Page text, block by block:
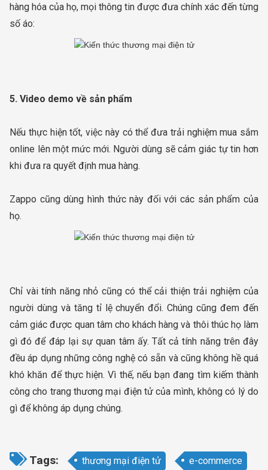
hàng hóa của họ, mọi thông tin được đưa chính xác đến từng
số áo:
5. Video demo về sản phẩm
Nếu thực hiện tốt, việc này có thể đưa trải nghiệm mua sắm
online lên một mức mới. Người dùng sẽ cảm giác tự tin hơn
khi đưa ra quyết định mua hàng.
Zappo cũng dùng hình thức này đối với các sản phẩm của
họ.
Chỉ vài tính năng nhỏ cũng có thể cải thiện trải nghiệm của
người dùng và tăng tỉ lệ chuyển đổi. Chúng cũng đem đến
cảm giác được quan tâm cho khách hàng và thôi thúc họ làm
gì đó để đáp lại sự quan tâm ấy. Tất cả tính năng trên đây
đều áp dụng những công nghệ có sẵn và cũng không hề quá
khó khăn để thực hiện. Vì thế, nếu bạn đang tìm kiếm thành
công cho trang thương mại điện tử của mình, không có lý do
gì để không áp dụng chúng.
Tags: thương mại điện tử e-commerce